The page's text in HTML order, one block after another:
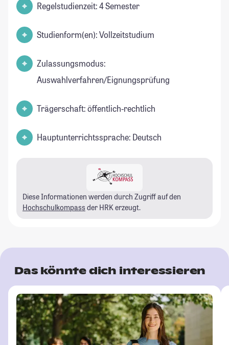
Regelstudienzeit: 4 Semester
Studienform(en): Vollzeitstudium
Zulassungsmodus:
Auswahlverfahren/Eignungsprüfung
Trägerschaft: öffentlich-rechtlich
Hauptunterrichtssprache: Deutsch
Diese Informationen werden durch Zugriff auf den
Hochschulkompass der HRK erzeugt.
Das könnte dich interessieren